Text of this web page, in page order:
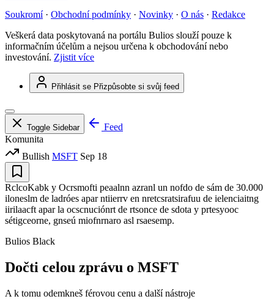
Soukromí · Obchodní podmínky · Novinky · O nás · Redakce
Veškerá data poskytovaná na portálu Bulios slouží pouze k
informačním účelům a nejsou určena k obchodování nebo
investování. Zjistit více
Přihlásit se Přizpůsobte si svůj feed
Toggle Sidebar
Feed
Komunita
Bullish MSFT Sep 18
RclcoKabk y Ocrsmofti peaalnn azranl un nofdo de sám de 30.000
iloneslm de ladróes apar ntiierrv en nretcsratsirafuu de ielenciaitng
iirilaacft apar la ocscnuciónrt de rtsonce de sdota y prtesyooc
sétigceorne, gnseú miofnrnaro asl rsaesemp.
Bulios Black
Dočti celou zprávu o MSFT
A k tomu odemkneš férovou cenu a další nástroje